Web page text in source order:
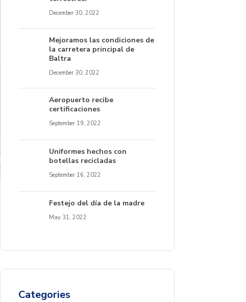
December 30, 2022
Mejoramos las condiciones de
la carretera principal de
Baltra
December 30, 2022
Aeropuerto recibe
certificaciones
September 19, 2022
Uniformes hechos con
botellas recicladas
September 16, 2022
Festejo del día de la madre
May 31, 2022
Categories